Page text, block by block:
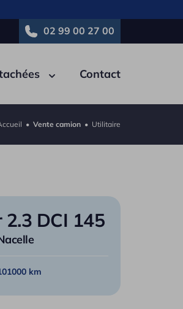
02 99 00 27 00
engins
Tautliner / PLSC
Contact
• Vente camion • Utilitaire
DCI 145
km